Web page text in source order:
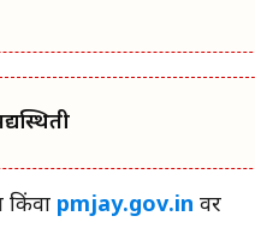
किंवा pmjay.gov.in वर